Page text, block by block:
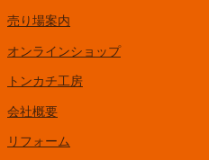
売り場案内
オンラインショップ
トンカチ工房
会社概要
リフォーム